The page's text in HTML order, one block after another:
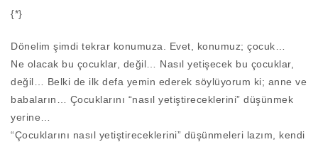
{*}
Dönelim şimdi tekrar konumuza. Evet, konumuz; çocuk…
Ne olacak bu çocuklar, değil… Nasıl yetişecek bu çocuklar,
değil… Belki de ilk defa yemin ederek söylüyorum ki; anne ve
babaların… Çocuklarını “nasıl yetiştireceklerini” düşünmek
yerine…
“Çocuklarını nasıl yetiştireceklerini” düşünmeleri lazım, kendi